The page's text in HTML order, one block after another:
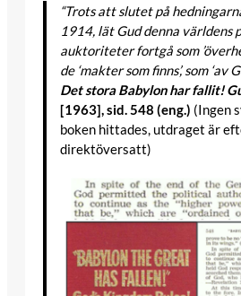
“Trots att slutet på
1914, lät Gud denna världens
auktoriteter fortgå som
de ‘makter som finns’, som ‘av
Det stora Babylon har fallit!
[1963], sid. 548 (eng.) (Ingen
boken hittades, utdraget är
direktöversatt)